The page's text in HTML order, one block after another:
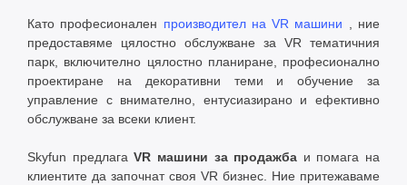
Като професионален производител на VR машини
, ние
предоставяме цялостно обслужване за VR тематичния
парк, включително цялостно планиране, професионално
проектиране на декоративни теми и обучение за
управление с внимателно, ентусиазирано и ефективно
обслужване за всеки клиент.
Skyfun предлагаVR машини за продажба и помага на
клиентите да започнат своя VR бизнес. Ние притежаваме